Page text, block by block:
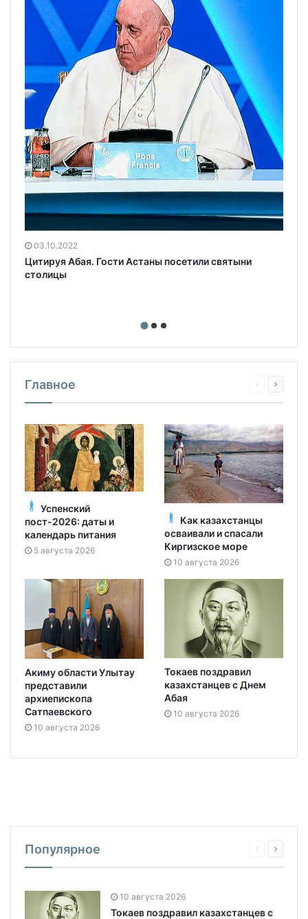
03.10.2022
Цитируя Абая. Гости Астаны посетили святыни
столицы
Главное
Успенский
пост-2026: даты и
календарь питания
5 августа 2026
Как казахстанцы
осваивали и спасали
Киргизское море
10 августа 2026
Акиму области Улытау
представили
архиепископа
Сатпаевского
10 августа 2026
Токаев поздравил
казахстанцев с Днем
Абая
10 августа 2026
Популярное
10 августа 2026
Токаев поздравил казахстанцев с